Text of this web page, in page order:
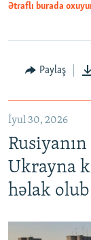
Ətraflı burada
Paylaş
İyul 30, 2026
Ukrayna
həlak olub